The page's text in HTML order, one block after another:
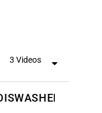
3 Videos